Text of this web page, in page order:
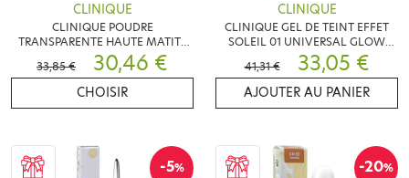
CLINIQUE
CLINIQUE POUDRE
TRANSPARENTE HAUTE MATITE
7.6G
33,85 € 30,46 €
CHOISIR
CLINIQUE
CLINIQUE GEL DE TEINT EFFET
SOLEIL 01 UNIVERSAL GLOW
30ML
41,31 € 33,05 €
AJOUTER AU PANIER
-5% -20%